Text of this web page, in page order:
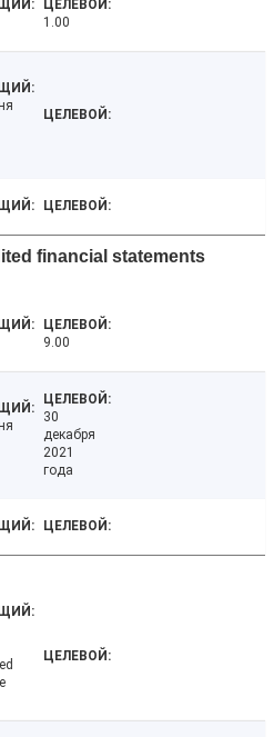
1.00
financial statements
9.00
30
декабря
2021
года